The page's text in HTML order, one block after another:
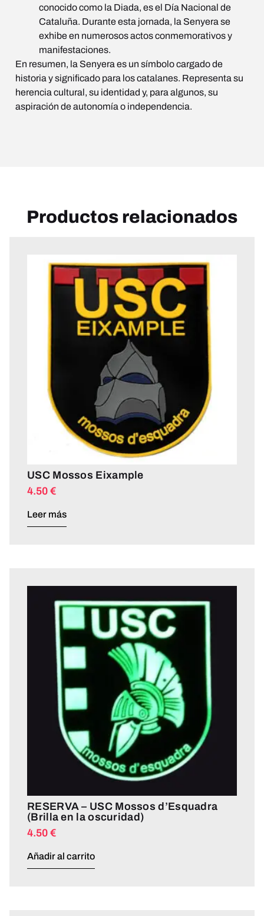
conocido como la Diada, es el Día Nacional de
Cataluña. Durante esta jornada, la Senyera se
exhibe en numerosos actos conmemorativos y
manifestaciones.
En resumen, la Senyera es un símbolo cargado de
historia y significado para los catalanes. Representa su
herencia cultural, su identidad y, para algunos, su
aspiración de autonomía o independencia.
Productos relacionados
USC Mossos Eixample
4.50 €
Leer más
RESERVA – USC Mossos d’Esquadra
(Brilla en la oscuridad)
4.50 €
Añadir al carrito